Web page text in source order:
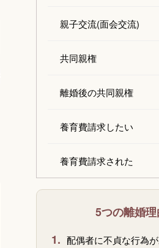
親子交流(面会交流)
共同親権
離婚後の共同親権
養育費請求したい
養育費請求された
5つの離婚理
1. 配偶者に不貞な行為